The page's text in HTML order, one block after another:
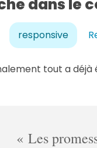
dans le
responsive
tout a déjà
Les